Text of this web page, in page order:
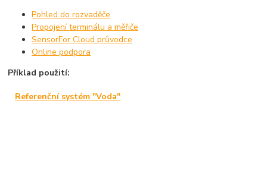
Pohled do rozvaděče
Propojení terminálu a měřiče
SensorFor Cloud průvodce
Online podpora
Příklad použití:
Referenční systém "Voda"